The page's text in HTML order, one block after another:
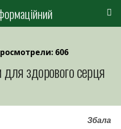
606
здорового серця
Збала